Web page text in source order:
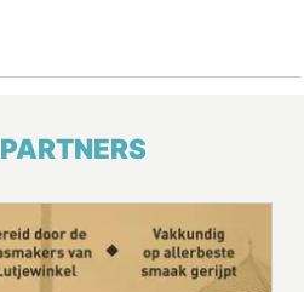
PARTNERS